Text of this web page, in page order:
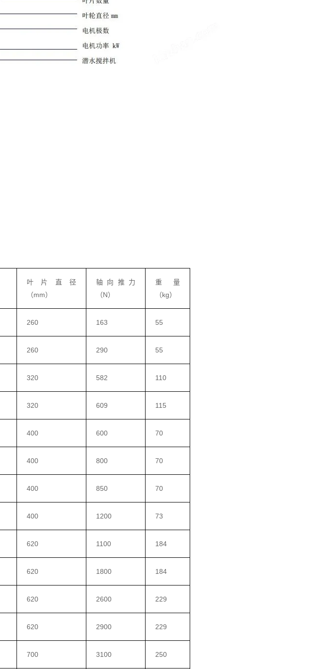
叶片直径
（mm）
轴向推力
（N）
重量
（kg）
260 163 55
260 290 55
320 582 110
320 609 115
400 600 70
400 800 70
400 850 70
400 1200 73
620 1100 184
620 1800 184
620 2600 229
620 2900 229
700 3100 250